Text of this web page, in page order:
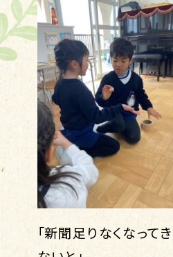
「新聞足りなくなって